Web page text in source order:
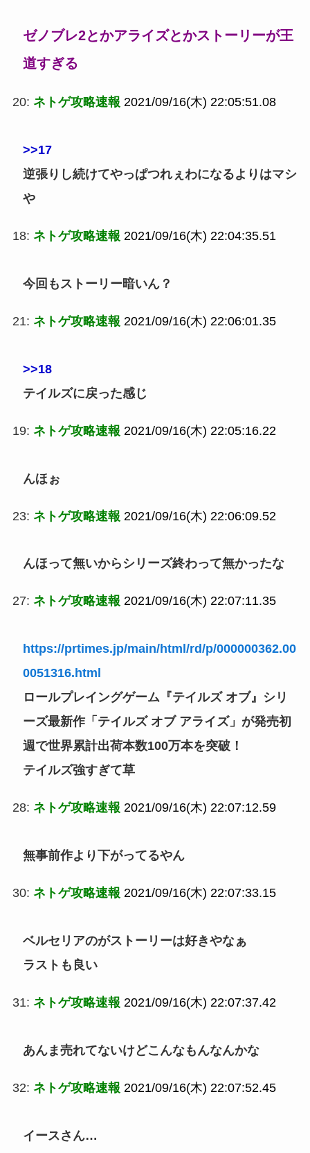
ゼノブレ2とかアライズとかストーリーが王
道すぎる
20: ネトゲ攻略速報 2021/09/16(木) 22:05:51.08
>>17
逆張りし続けてやっぱつれぇわになるよりはマシ
や
18: ネトゲ攻略速報 2021/09/16(木) 22:04:35.51
今回もストーリー暗いん？
21: ネトゲ攻略速報 2021/09/16(木) 22:06:01.35
>>18
テイルズに戻った感じ
19: ネトゲ攻略速報 2021/09/16(木) 22:05:16.22
んほぉ
23: ネトゲ攻略速報 2021/09/16(木) 22:06:09.52
んほって無いからシリーズ終わって無かったな
27: ネトゲ攻略速報 2021/09/16(木) 22:07:11.35
https://prtimes.jp/main/html/rd/p/000000362.00
0051316.html
ロールプレイングゲーム『テイルズ オブ』シリ
ーズ最新作「テイルズ オブ アライズ」が発売初
週で世界累計出荷本数100万本を突破！
テイルズ強すぎて草
28: ネトゲ攻略速報 2021/09/16(木) 22:07:12.59
無事前作より下がってるやん
30: ネトゲ攻略速報 2021/09/16(木) 22:07:33.15
ベルセリアのがストーリーは好きやなぁ
ラストも良い
31: ネトゲ攻略速報 2021/09/16(木) 22:07:37.42
あんま売れてないけどこんなもんなんかな
32: ネトゲ攻略速報 2021/09/16(木) 22:07:52.45
イースさん…